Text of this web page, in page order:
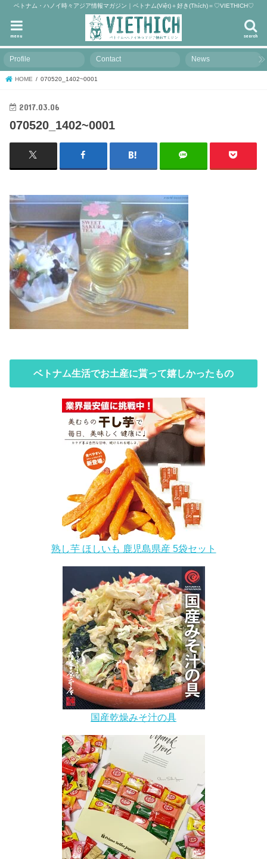
ベトナム・ハノイ時々アジア情報マガジン｜ベトナム(Việt)＋好き(Thích)＝♡VIETHICH♡
search
menu
Profile Contact News
HOME 070520_1402~0001
2017.03.06
070520_1402~0001
ベトナム生活でお土産に貰って嬉しかったもの
熟し芋 ほしいも 鹿児島県産 5袋セット
国産乾燥みそ汁の具